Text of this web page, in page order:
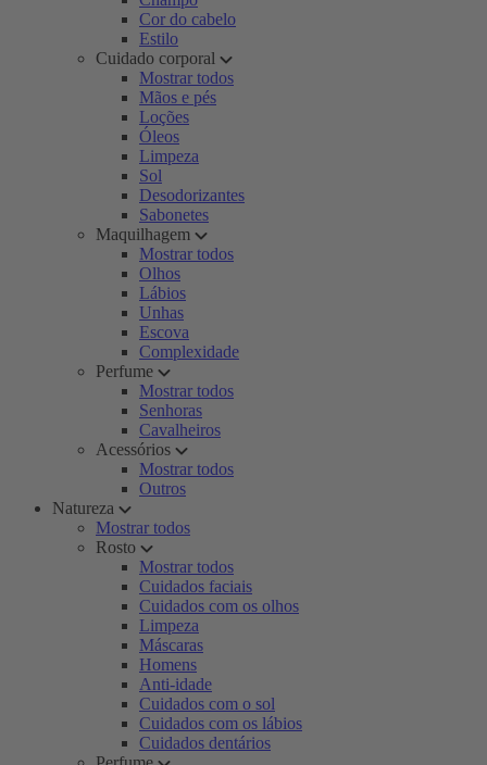
Cor do cabelo
Estilo
Cuidado corporal
Mostrar todos
Mãos e pés
Loções
Óleos
Limpeza
Sol
Desodorizantes
Sabonetes
Maquilhagem
Mostrar todos
Olhos
Lábios
Unhas
Escova
Complexidade
Perfume
Mostrar todos
Senhoras
Cavalheiros
Acessórios
Mostrar todos
Outros
Natureza
Mostrar todos
Rosto
Mostrar todos
Cuidados faciais
Cuidados com os olhos
Limpeza
Máscaras
Homens
Anti-idade
Cuidados com o sol
Cuidados com os lábios
Cuidados dentários